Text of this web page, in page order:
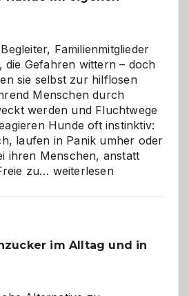
Familienmitglieder
die Gefahren wittern – doch
sie selbst zur hilflosen
Menschen durch
werden und Fluchtwege
Hunde oft instinktiv:
laufen in Panik umher oder
ihren Menschen, anstatt
zu… Wenn
Gefahr
für
weiterlesen
im Alltag und in